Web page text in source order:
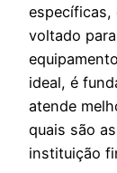
específicas,
voltado
ideal, é
atende
quais são
instituição